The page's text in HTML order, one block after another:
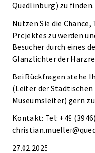
Quedlinburg) zu finden.
Nutzen Sie die
Projektes zu werden
Besucher durch eines
Glanzlichter der
Bei Rückfragen stehe
(Leiter der
Museumsleiter) gern
Kontakt: Tel: +49
27.02.2025